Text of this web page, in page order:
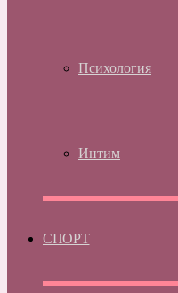
Психология
Интим
СПОРТ